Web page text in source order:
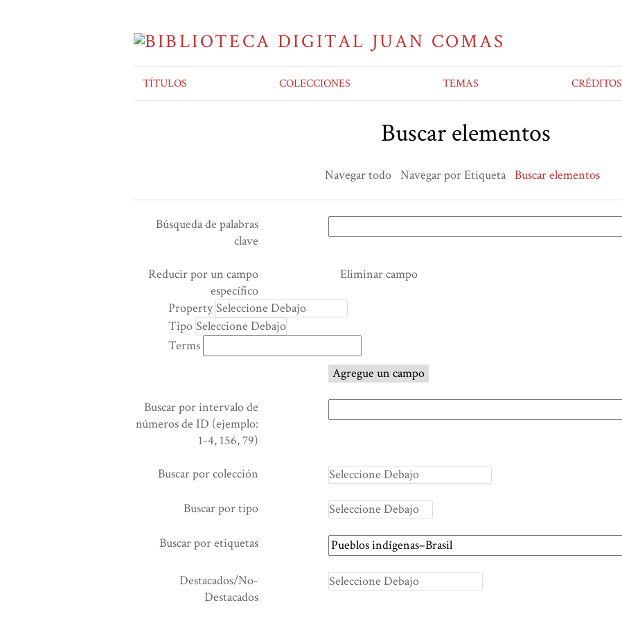
TÍTULOS COLECCIONES TEMAS CRÉDITOS
Buscar elementos
Navegar todo Navegar por Etiqueta Buscar elementos
Búsqueda de palabras
clave
campo
específico":
Reducir por un campo
específico
Search Property
Tipo de búsqueda
Términos de búsqueda
Ensamblador de Búsqueda Eliminar campo
Property
Tipo
Terms
Agregue un campo
Buscar por intervalo de
números de ID (ejemplo:
1-4, 156, 79)
Buscar por colección
Buscar por tipo
Buscar por etiquetas
Destacados/No-
Destacados